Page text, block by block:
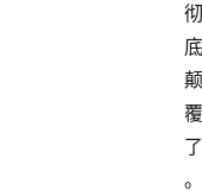
彻
底
颠
覆
了
。